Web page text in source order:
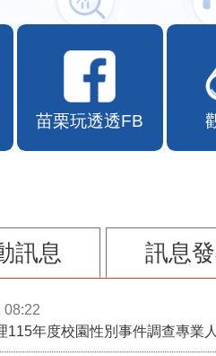
苗栗玩透透FB
訊息 訊息
08:22